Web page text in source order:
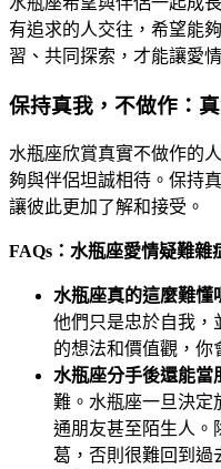
有追求的人交往，希望能
習、共同探索，才能讓愛
保持真我，不做作：
水瓶座欣賞真實不做作的
夠與伴侶坦誠相待。保持
讓彼此更加了解和接受。
FAQs：水瓶座愛情疑難雜
水瓶座真的這麼難懂
他們只是忠於自我，
的想法和價值觀，你
水瓶座分手後還能當
難。水瓶座一旦決定
通朋友甚至陌生人。
葛，否則很難回到過